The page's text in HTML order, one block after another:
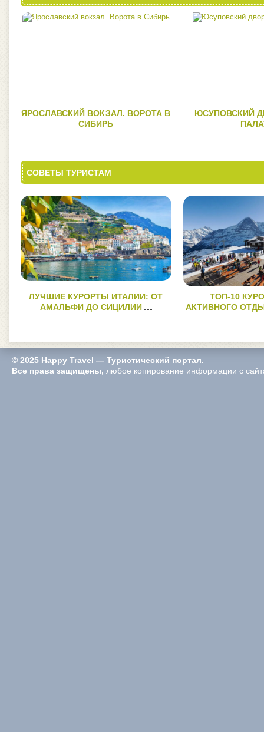
ЯРОСЛАВСКИЙ ВОКЗАЛ. ВОРОТА В
СИБИРЬ
ЮСУПОВСКИЙ
СОВЕТЫ ТУРИСТАМ
ЛУЧШИЕ КУРОРТЫ ИТАЛИИ: ОТ
АМАЛЬФИ ДО СИЦИЛИИ
ТОП-10
АКТИВНОГО
© 2025 Happy Travel — Туристический портал.
Все права защищены, любое копирование информации с